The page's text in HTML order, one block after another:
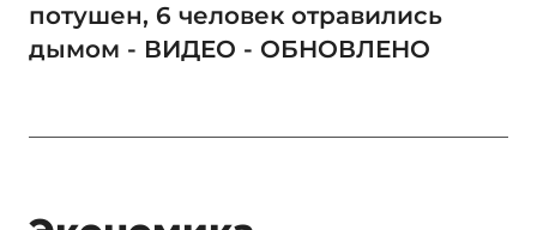
потушен, 6 человек отравились
дымом - ВИДЕО - ОБНОВЛЕНО